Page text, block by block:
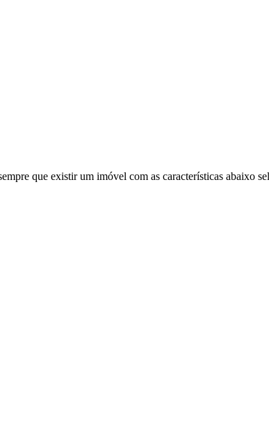
que existir um imóvel com as características abaixo